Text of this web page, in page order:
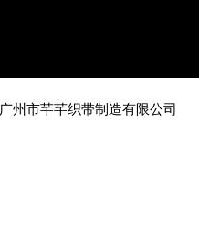
广州市芊芊织带制造有限公司